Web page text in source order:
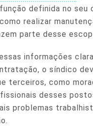
definida no seu
realizar
parte desse
informações
o síndico
terceiros, como
desses
problemas